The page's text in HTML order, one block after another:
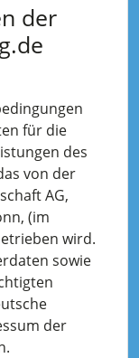
der
für die
des
von der
AG,
(im
wird.
sowie
der